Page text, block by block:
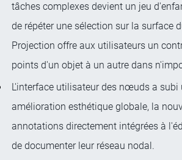
tâches complexes devient un jeu
de répéter une sélection sur la surface
Projection offre aux utilisateurs un
points d'un objet à un autre dans
L'interface utilisateur des nœuds a subi
amélioration esthétique globale, la
annotations directement intégrées à
de documenter leur réseau nodal.